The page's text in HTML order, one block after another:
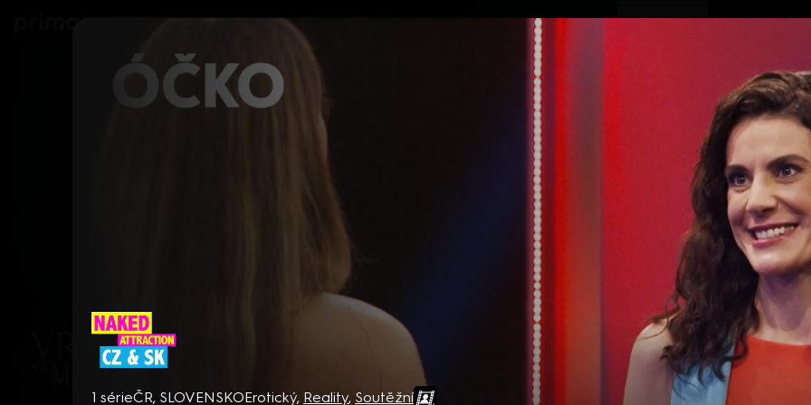
Seriály Filmy Děti TV program Operátoři
Naked Attraction CZ & SK
1 sérieČR, SLOVENSKOErotický, Reality, Soutěžní